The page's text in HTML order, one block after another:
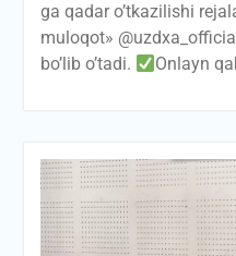
ga qadar o’tkazilishi
muloqot»
bo’lib o’tadi.
Onlayn